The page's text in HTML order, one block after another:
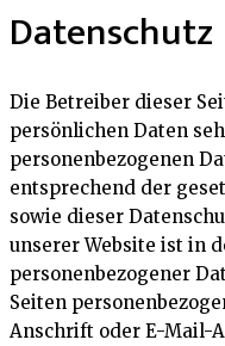
Datenschutz
Die Betreiber dieser
persönlichen Daten
personenbezogenen
entsprechend der
sowie dieser
unserer Website ist in
personenbezogener
Seiten
Anschrift oder E-Mail-